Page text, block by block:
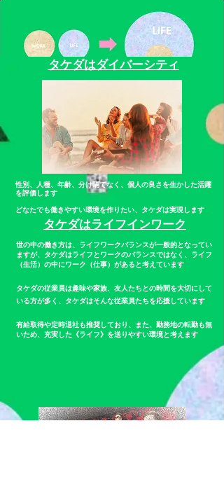
タケダはダイバーシティ
性別、人種、年齢、分け隔てなく、個人の良さを生かした活躍
を評価します
どなたでも働きやすい環境を作りたい、タケダは実現します
タケダはライフインワーク
世の中の働き方は、 ライフワークバランスが一般的となってい
ますが、タケダはライフとワークのバランスではなく、ライフ
（生活）の中にワーク（仕事）があると考えています
タケダの従業員は趣味や家族、友人たちとの時間を大切にして
いる方が多く、タケダはそんな従業員たちを応援しています
有給取得や定時退社も推奨しており、また、勤務地の転勤も無
いため、充実した《ライフ》を送りやすい環境と考えます